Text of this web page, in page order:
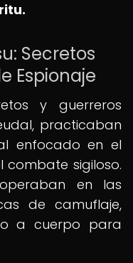
Secretos
Espionaje
y guerreros
practicaban
enfocado en el
combate sigiloso.
en las
de camuflaje,
a cuerpo para